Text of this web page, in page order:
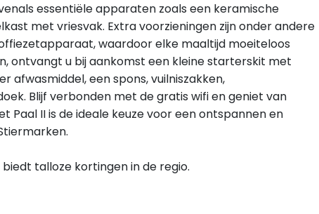
essentiële apparaten zoals een keramische
met vriesvak. Extra voorzieningen zijn onder andere
waardoor elke maaltijd moeiteloos
ontvangt u bij aankomst een kleine starterskit met
een spons, vuilniszakken,
Blijf verbonden met de gratis wifi en geniet van
II is de ideale keuze voor een ontspannen en
talloze kortingen in de regio.